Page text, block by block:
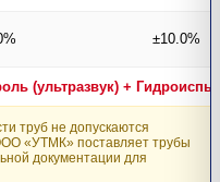
±10.0%
(ультразвук) +
труб не допускаются
«УТМК» поставляет трубы
документации для